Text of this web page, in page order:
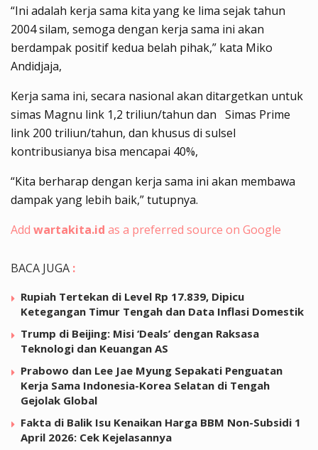
“Ini adalah kerja sama kita yang ke lima sejak tahun
2004 silam, semoga dengan kerja sama ini akan
berdampak positif kedua belah pihak,” kata Miko
Andidjaja,
Kerja sama ini, secara nasional akan ditargetkan untuk
simas Magnu link 1,2 triliun/tahun dan Simas Prime
link 200 triliun/tahun, dan khusus di sulsel
kontribusianya bisa mencapai 40%,
“Kita berharap dengan kerja sama ini akan membawa
dampak yang lebih baik,” tutupnya.
Add wartakita.id as a preferred source on Google
BACA JUGA :
Rupiah Tertekan di Level Rp 17.839, Dipicu
Ketegangan Timur Tengah dan Data Inflasi Domestik
Trump di Beijing: Misi ‘Deals’ dengan Raksasa
Teknologi dan Keuangan AS
Prabowo dan Lee Jae Myung Sepakati Penguatan
Kerja Sama Indonesia-Korea Selatan di Tengah
Gejolak Global
Fakta di Balik Isu Kenaikan Harga BBM Non-Subsidi 1
April 2026: Cek Kejelasannya